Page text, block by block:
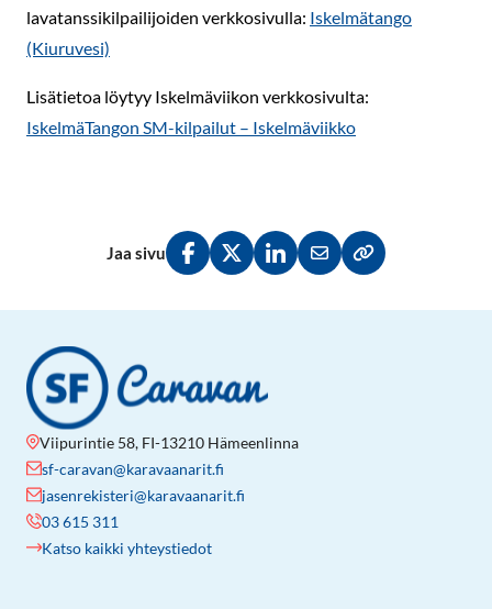
lavatanssikilpailijoiden verkkosivulla: Iskelmätango
(Kiuruvesi)
Lisätietoa löytyy Iskelmäviikon verkkosivulta:
IskelmäTangon SM-kilpailut – Iskelmäviikko
Jaa sivu
Jaa Facebookissa
Jaa Twitterissä
Jaa LinkedInissä
Jaa sähköpostitse
Kopioi linkki
Viipurintie 58, FI-13210 Hämeenlinna
sf-caravan@karavaanarit.fi
jasenrekisteri@karavaanarit.fi
03 615 311
Katso kaikki yhteystiedot